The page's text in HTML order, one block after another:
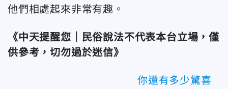
他們相處起來非常有趣。
《中天提醒您｜民俗說法不代表本台立場，僅
供參考，切勿過於迷信》
你還有多少驚喜